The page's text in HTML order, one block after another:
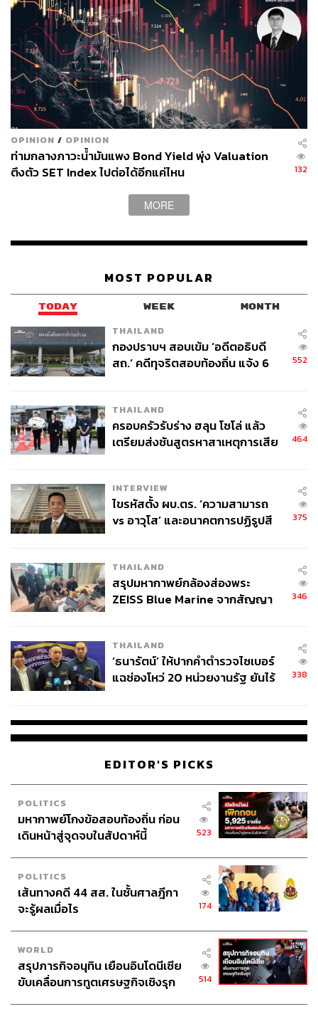
การจัดระเบียบร่างกาย (Body Language) ของนักเตะ
เยาวชน
เขาเข้มงวดเรื่องข้อมูลรั่วไหลเป็นอย่างมาก และเคยสั่งแยก
ทีมชุด U-21 ออกจากทีมชุดใหญ่เพราะเกรงว่าข้อมูลแทคติก
จะรั่วไหลไปยังอดีตโค้ชที่ย้ายไปอยู่ทีมคู่แข่ง
มีการใช้จิตวิทยาและกลอุบายเพื่อหลอกล่อคู่แข่ง เช่น การให้
นักเตะวอร์มอัพในตำแหน่งที่ไม่ใช่ตำแหน่งจริง หรือปล่อย
ภาพซ้อมของนักเตะที่ยังไม่พร้อมลงเล่น
เรื่องที่สี่ สำคัญไม่แพ้กันคือ การบริหารคน
ประมาณ เพิ่มทรัพยากร แต่บางครั้งการเติบโตเริ่มจากการ
ตอนอาร์เตต้าเข้ามา Arsenal มีปัญหาความเป็นพิษในทีม มี
อัตตา มีการแบ่งฝักแบ่งฝ่าย มีความไม่เป็นมืออาชีพ
เขาเลือกจัดการเรื่องเหล่านี้อย่างเด็ดขาด โดยเฉพาะเคสของ
ซูเปอร์สตาร์ในวันนั้นอย่าง Pierre-Emerick Aubameyang ที่
เพราะทีมที่ดีไม่ได้มีคนเก่งที่สุดเสมอไป แต่เป็นทีมที่ทุกคน
เดินไปในทิศทางเดียวกันมากที่สุด
Arsenal ยุคนี้ไม่ได้ซื้อคนเพราะชื่อเสียง อย่างเดียว แต่ซื้อคน
ที่เข้ากับระบบ
ไรซ์ เพราะภาวะผู้นำและสภาพจิตใจ เบน ไวท์ เพราะความ
ยืดหยุ่น ไค ฮาแวร์ตซ์ เพราะความเข้าใจระบบ
อย่างมีแบบแผน
บทเรียนที่ห้า คือเรื่องของความอดทน
เขาเกือบโดนปลดเหมือนกัน ผลงานไม่ได้สวยงามเลย และถ้า
วัดด้วยมาตรฐานฟุตบอลยุคใหม่ เขาอาจไม่ได้เวลาเยอะ
นี่คือสิ่งที่หาได้ยากมากในโลกปัจจุบัน
ทุกวันนี้ ทุกอย่างถูกเร่งให้เร็วขึ้น ธุรกิจต้องเติบโตทุกไตรมาส
ผู้บริหารต้องโชว์ผลลัพธ์เร็ว โค้ชฟุตบอลแพ้ไม่กี่นัดก็ถูก
กดดัน
แต่ความจริงคือ องค์กรจำนวนมากไม่ได้ล้มเพราะกลยุทธ์ผิด
พวกเขาล้มเพราะเลิกเชื่อในกลยุทธ์เร็วเกินไป
การเชื่อในกระบวนการจึงไม่ใช่การหลับหูหลับตาเชื่อ แต่คือ
ความอดทนอย่างมีวินัย
OPINION / OPINION
ท่ามกลางภาวะน้ำมันแพง Bond Yield พุ่ง Valuation
ตึงตัว SET Index ไปต่อได้อีกแค่ไหน
132
MORE
MOST POPULAR
TODAY WEEK MONTH
THAILAND
กองปราบฯ สอบเข้ม ‘อดีตอธิบดี
สถ.’ คดีทุจริตสอบท้องถิ่น แจ้ง 6
552
THAILAND
ครอบครัวรับร่าง ฮลุน โซโล่ แล้ว
เตรียมส่งชันสูตรหาสาเหตุการเสีย
464
INTERVIEW
ไขรหัสตั้ง ผบ.ตร. ‘ความสามารถ
vs อาวุโส’ และอนาคตการปฏิรูปสี
375
THAILAND
สรุปมหากาพย์กล้องส่องพระ
ZEISS Blue Marine จากสัญญา
จ่ายหนี้-แอบระบุแบรนด์
346
THAILAND
‘ธนารัตน์’ ให้ปากคำตำรวจไซเบอร์
แฉช่องโหว่ 20 หน่วยงานรัฐ ยันไร้
338
EDITOR'S PICKS
POLITICS
มหากาพย์โกงข้อสอบท้องถิ่น ก่อน
เดินหน้าสู่จุดจบในสัปดาห์นี้
523
POLITICS
เส้นทางคดี 44 สส. ในชั้นศาลฎีกา
จะรู้ผลเมื่อไร
174
WORLD
สรุปภารกิจอนุทิน เยือนอินโดนีเซีย
ขับเคลื่อนการทูตเศรษฐกิจเชิงรุก
514